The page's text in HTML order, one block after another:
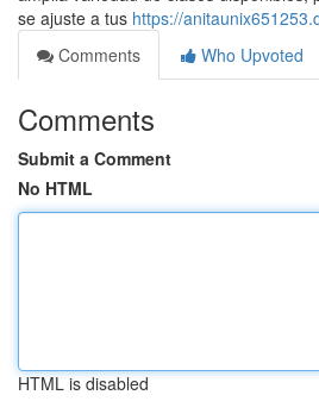
se ajuste a tus https://
Comments
Who Upvoted
Comments
Submit a Comment
No HTML
HTML is disabled